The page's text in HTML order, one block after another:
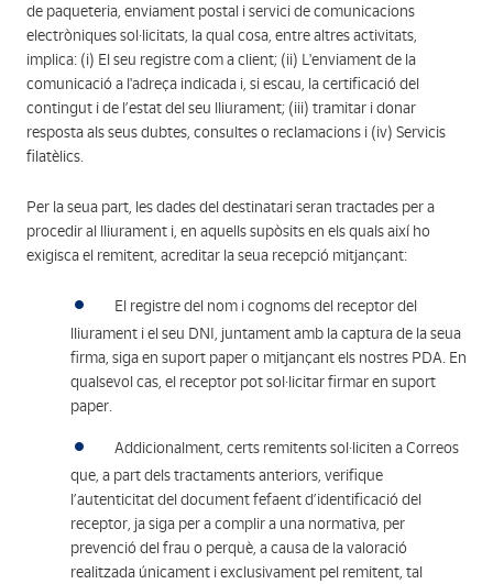
de paqueteria, enviament postal i servici de comunicacions
electròniques sol·licitats, la qual cosa, entre altres activitats,
implica: (i) El seu registre com a client; (ii) L'enviament de la
comunicació a l'adreça indicada i, si escau, la certificació del
contingut i de l’estat del seu lliurament; (iii) tramitar i donar
resposta als seus dubtes, consultes o reclamacions i (iv) Servicis
filatèlics.
Per la seua part, les dades del destinatari seran tractades per a
procedir al lliurament i, en aquells supòsits en els quals així ho
exigisca el remitent, acreditar la seua recepció mitjançant:
El registre del nom i cognoms del receptor del
lliurament i el seu DNI, juntament amb la captura de la seua
firma, siga en suport paper o mitjançant els nostres PDA. En
qualsevol cas, el receptor pot sol·licitar firmar en suport
paper.
Addicionalment, certs remitents sol·liciten a Correos
que, a part dels tractaments anteriors, verifique
l’autenticitat del document fefaent d’identificació del
receptor, ja siga per a complir a una normativa, per
prevenció del frau o perquè, a causa de la valoració
realitzada únicament i exclusivament pel remitent, tal